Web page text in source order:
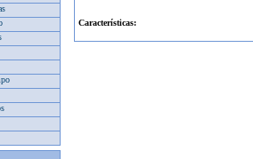
Características: